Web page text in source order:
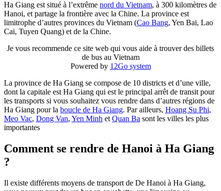
Ha Giang est situé à l’extrême nord du Vietnam, à 300 kilomètres de
Hanoi, et partage la frontière avec la Chine. La province est
limitrophe d’autres provinces du Vietnam (Cao Bang, Yen Bai, Lao
Cai, Tuyen Quang) et de la Chine.
Je vous recommende ce site web qui vous aide à trouver des billets
de bus au Vietnam
Powered by 12Go system
La province de Ha Giang se compose de 10 districts et d’une ville,
dont la capitale est Ha Giang qui est le principal arrêt de transit pour
les transports si vous souhaitez vous rendre dans d’autres régions de
Ha Giang pour la boucle de Ha Giang. Par ailleurs, Hoang Su Phi,
Meo Vac, Dong Van, Yen Minh et Quan Ba sont les villes les plus
importantes
Comment se rendre de Hanoi à Ha Giang
?
Il existe différents moyens de transport de De Hanoi à Ha Giang,